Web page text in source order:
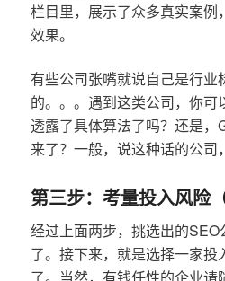
栏目里，展示了众多真实案例
效果。
有些公司张嘴就说自己是行业
的。。。遇到这类公司，你可
透露了具体算法了吗？还是
来了？一般，说这种话的公司
第三步：考量投入风险
经过上面两步，挑选出的
了。接下来，就是选择一家投